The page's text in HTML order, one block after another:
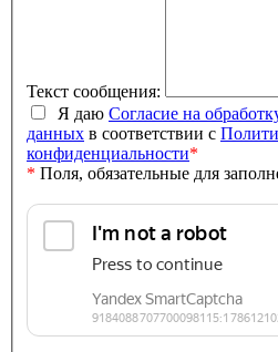
Текст сообщения:
Я даю Согласие на
данных в соответствии с
конфиденциальности*
* Поля, обязательные для